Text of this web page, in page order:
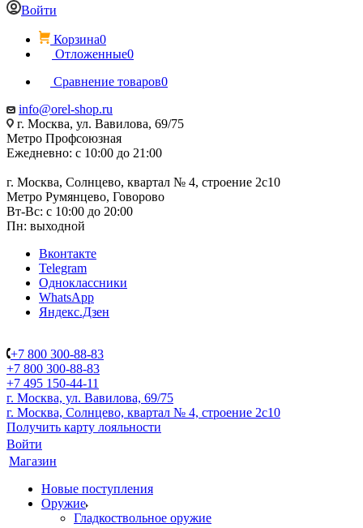
Войти
Корзина0
Отложенные0
Сравнение товаров0
info@orel-shop.ru
г. Москва, ул. Вавилова, 69/75
Метро Профсоюзная
Ежедневно: с 10:00 до 21:00
г. Москва, Солнцево, квартал № 4, строение 2с10
Метро Румянцево, Говорово
Вт-Вс: с 10:00 до 20:00
Пн: выходной
Вконтакте
Telegram
Одноклассники
WhatsApp
Яндекс.Дзен
+7 800 300-88-83
+7 800 300-88-83
+7 495 150-44-11
г. Москва, ул. Вавилова, 69/75
г. Москва, Солнцево, квартал № 4, строение 2с10
Получить карту лояльности
Войти
Магазин
Новые поступления
Оружие
Гладкоствольное оружие